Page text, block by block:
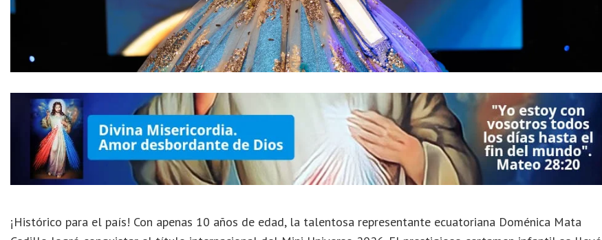
¡Histórico para el país! Con apenas 10 años de edad, la talentosa representante ecuatoriana Doménica Mata